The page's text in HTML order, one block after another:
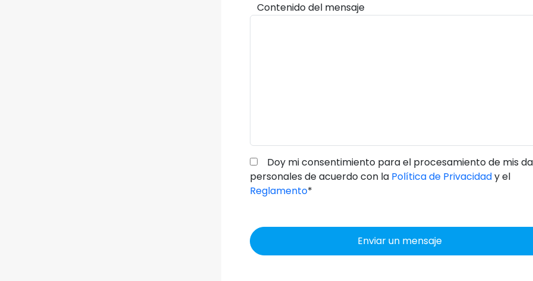
Contenido del mensaje
Doy mi consentimiento para el procesamiento de mis
personales de acuerdo con la Política de Privacidady el
Reglamento*
Enviar un mensaje